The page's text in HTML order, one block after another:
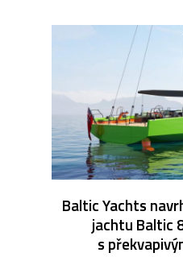
Baltic Yachts
jachtu Baltic
s